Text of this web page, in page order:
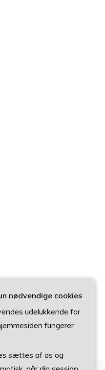
nødvendige cookies
udelukkende for
fungerer
sættes af os og